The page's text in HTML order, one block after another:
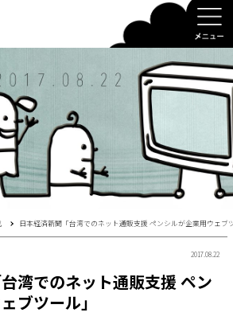
日本経済新聞「台湾でのネット通販支援 ペンシルが企業用ウェブ
2017.08.22
湾でのネット通販支援 ペン
ブツール」